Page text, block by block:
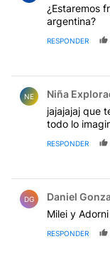
¿Estaremos
argentina?
RESPONDER
NE Niña
jajajajaj que
todo lo
RESPONDER
DG Daniel
Milei y
RESPONDER